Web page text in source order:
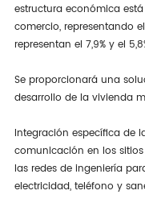
estructura económica
comercio, representando
representan el 7,9% y el
Se proporcionará una
desarrollo de la vivienda
Integración específica de
comunicación en los
las redes de ingeniería
electricidad, teléfono y